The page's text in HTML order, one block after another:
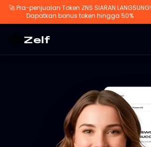
🚀Pra-penjualan Token ZNS SIARAN LANGSUNG!
Dapatkan bonus token hingga 50%
Zelf